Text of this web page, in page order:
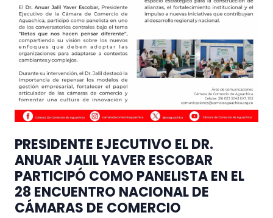
PRESIDENTE EJECUTIVO EL DR.
ANUAR JALIL YAVER ESCOBAR
PARTICIPÓ COMO PANELISTA EN EL
28 ENCUENTRO NACIONAL DE
CÁMARAS DE COMERCIO